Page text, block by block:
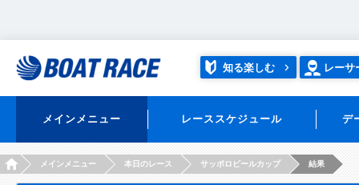
知る楽しむ レーサ
メインメニュー レーススケジュール デ
HOMEメインメニュー 本日のレース サッポロビールカップ 結果